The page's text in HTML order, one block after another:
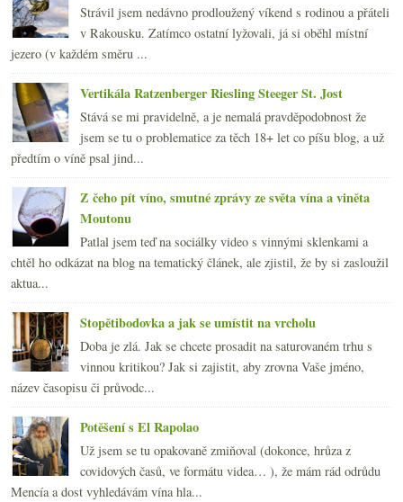
Strávil jsem nedávno prodloužený víkend s rodinou a přáteli
v Rakousku. Zatímco ostatní lyžovali, já si oběhl místní
jezero (v každém směru ...
Vertikála Ratzenberger Riesling Steeger St. Jost
Stává se mi pravidelně, a je nemalá pravděpodobnost že
jsem se tu o problematice za těch 18+ let co píšu blog, a už
předtím o víně psal jind...
Z čeho pít víno, smutné zprávy ze světa vína a viněta
Moutonu
Patlal jsem teď na sociálky video s vinnými sklenkami a
chtěl ho odkázat na blog na tematický článek, ale zjistil, že by si zasloužil
aktua...
Stopětibodovka a jak se umístit na vrcholu
Doba je zlá. Jak se chcete prosadit na saturovaném trhu s
vinnou kritikou? Jak si zajistit, aby zrovna Vaše jméno,
název časopisu či průvodc...
Potěšení s El Rapolao
Už jsem se tu opakovaně zmiňoval (dokonce, hrůza z
covidových časů, ve formátu videa… ), že mám rád odrůdu
Mencía a dost vyhledávám vína hla...